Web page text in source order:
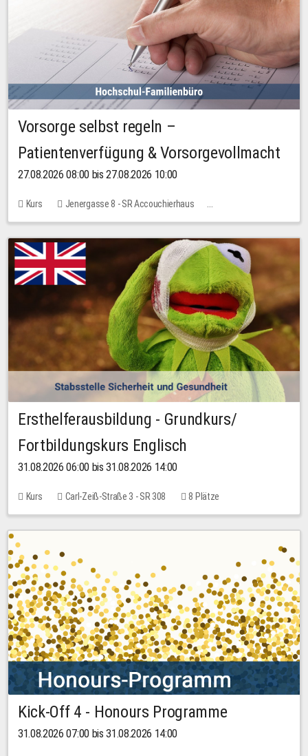
Vorsorge selbst regeln –
Patientenverfügung & Vorsorgevollmacht
27.08.2026 08:00 bis 27.08.2026 10:00
Kurs
Jenergasse 8 - SR Accouchierhaus
Keine freien Plätze
Ersthelferausbildung - Grundkurs/
Fortbildungskurs Englisch
31.08.2026 06:00 bis 31.08.2026 14:00
Kurs Carl-Zeiß-Straße 3 - SR 308 8 Plätze
Kick-Off 4 - Honours Programme
31.08.2026 07:00 bis 31.08.2026 14:00